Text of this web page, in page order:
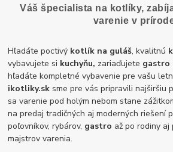
Váš špecialista na kotlíky,
varenie v
Hľadáte poctivý kotlík na guláš, kvalitnú
vybavujete si kuchyňu, zariaďujete gastro
hľadáte kompletné vybavenie pre vašu
ikotliky.sk sme pre vás pripravili najširšiu
sa varenie pod holým nebom stane
na predaj tradičných aj moderných riešení
poľovníkov, rybárov, gastro až po rodiny
majstrov varenia.